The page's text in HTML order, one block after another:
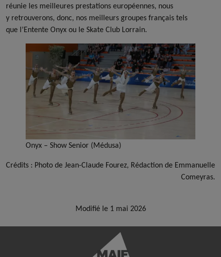
réunie les meilleures prestations européennes, nous
y retrouverons, donc, nos meilleurs groupes français tels
que l’Entente Onyx ou le Skate Club Lorrain.
Onyx – Show Senior (Médusa)
Crédits : Photo de Jean-Claude Fourez, Rédaction de Emmanuelle
Comeyras.
Modifié le 1 mai 2026